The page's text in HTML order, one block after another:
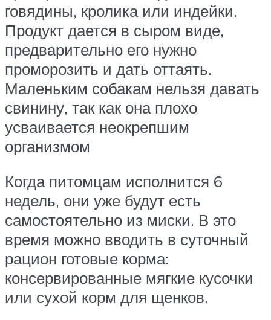
говядины, кролика или индейки.
Продукт дается в сыром виде,
предварительно его нужно
проморозить и дать оттаять.
Маленьким собакам нельзя давать
свинину, так как она плохо
усваивается неокрепшим
организмом
Когда питомцам исполнится 6
недель, они уже будут есть
самостоятельно из миски. В это
время можно вводить в суточный
рацион готовые корма:
консервированные мягкие кусочки
или сухой корм для щенков.